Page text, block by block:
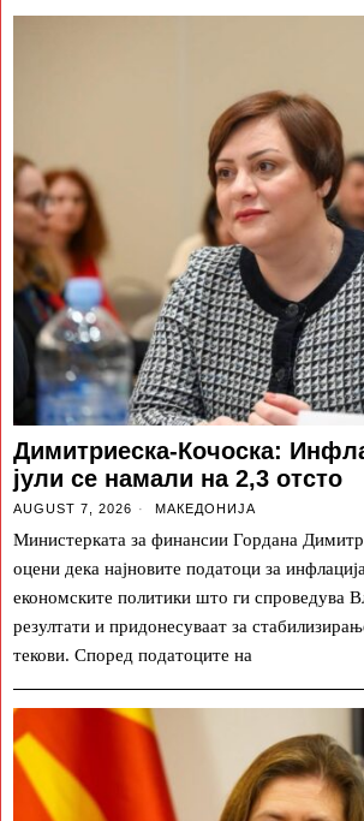
Димитриеска-Кочоска:
јули се намали на 2,3 отсто
AUGUST 7, 2026 МАКЕДОНИЈА
Министерката за финансии Гордана
оцени дека најновите податоци за
економските политики што ги спроведува
резултати и придонесуваат за
текови. Според податоците на